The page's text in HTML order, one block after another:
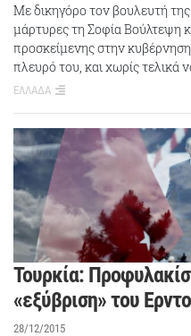
Με δικηγόρο τον βουλευτή
μάρτυρες τη Σοφία Βούλτεψη
προσκείμενης στην
πλευρό του, και χωρίς τελικά
ΕΛΛΑΔΑ
Τουρκία:
«εξύβριση» του
28/12/2015